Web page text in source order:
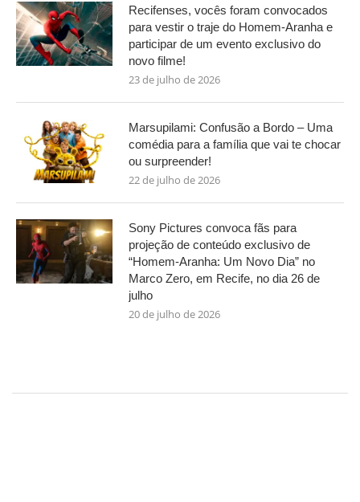
Recifenses, vocês foram convocados
para vestir o traje do Homem-Aranha e
participar de um evento exclusivo do
novo filme!
23 de julho de 2026
Marsupilami: Confusão a Bordo – Uma
comédia para a família que vai te chocar
ou surpreender!
22 de julho de 2026
Sony Pictures convoca fãs para
projeção de conteúdo exclusivo de
“Homem-Aranha: Um Novo Dia” no
Marco Zero, em Recife, no dia 26 de
julho
20 de julho de 2026